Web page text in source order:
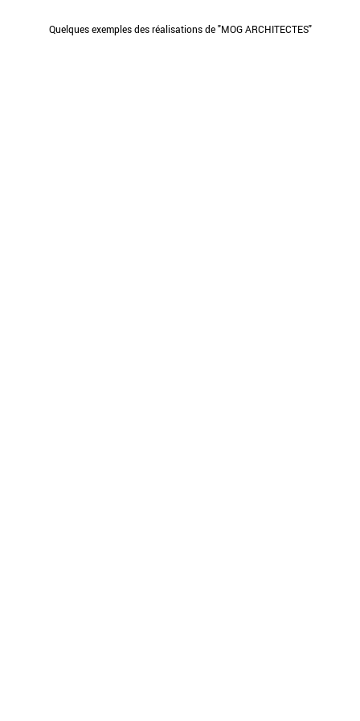
Quelques exemples des réalisations de "MOG ARCHITECTES"